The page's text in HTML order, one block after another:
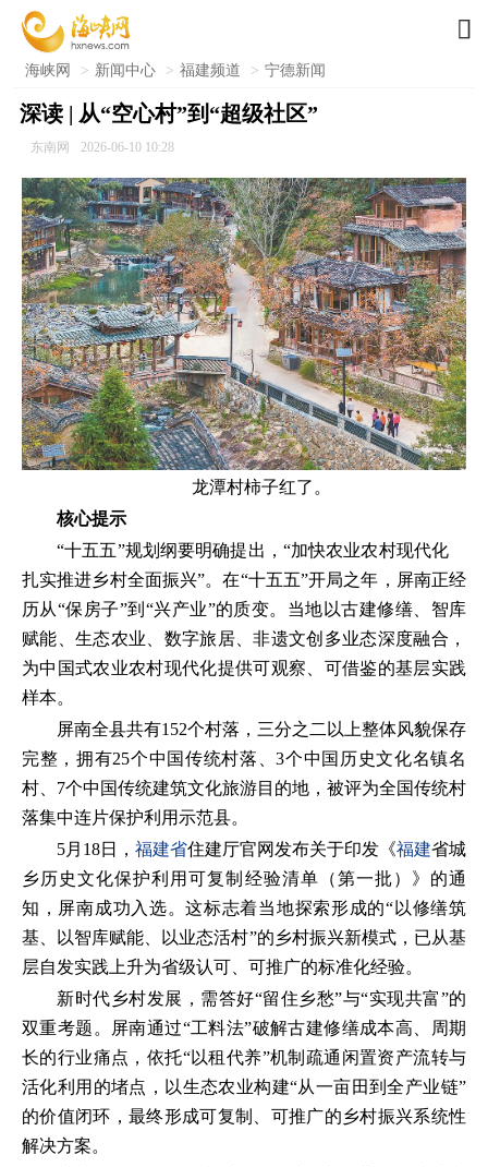

海峡网 > 新闻中心 > 福建频道 > 宁德新闻
深读 | 从“空心村”到“超级社区”
东南网 2026-06-10 10:28
龙潭村柿子红了。
核心提示
“十五五”规划纲要明确提出，“加快农业农村现代化
扎实推进乡村全面振兴”。在“十五五”开局之年，屏南正经
历从“保房子”到“兴产业”的质变。当地以古建修缮、智库
赋能、生态农业、数字旅居、非遗文创多业态深度融合，
为中国式农业农村现代化提供可观察、可借鉴的基层实践
样本。
屏南全县共有152个村落，三分之二以上整体风貌保存
完整，拥有25个中国传统村落、3个中国历史文化名镇名
村、7个中国传统建筑文化旅游目的地，被评为全国传统村
落集中连片保护利用示范县。
5月18日， 福建省住建厅官网发布关于印发《福建省城
乡历史文化保护利用可复制经验清单（第一批）》的通
知，屏南成功入选。这标志着当地探索形成的“以修缮筑
基、以智库赋能、以业态活村”的乡村振兴新模式，已从基
层自发实践上升为省级认可、可推广的标准化经验。
新时代乡村发展，需答好“留住乡愁”与“实现共富”的
双重考题。屏南通过“工料法”破解古建修缮成本高、周期
长的行业痛点，依托“以租代养”机制疏通闲置资产流转与
活化利用的堵点，以生态农业构建“从一亩田到全产业链”
的价值闭环，最终形成可复制、可推广的乡村振兴系统性
解决方案。